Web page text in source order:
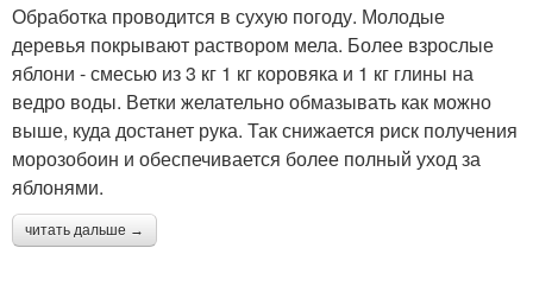
Обработка проводится в сухую погоду. Молодые
деревья покрывают раствором мела. Более взрослые
яблони - смесью из 3 кг 1 кг коровяка и 1 кг глины на
ведро воды. Ветки желательно обмазывать как можно
выше, куда достанет рука. Так снижается риск получения
морозобоин и обеспечивается более полный уход за
яблонями.
читать дальше →